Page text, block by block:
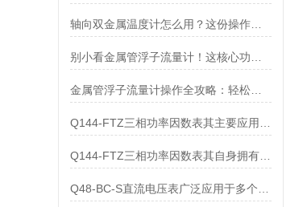
轴向双金属温度计怎么用？这份操作指南，新手也能快速拿捏！
金属管浮子流量计操作全攻略：轻松拿捏，精准掌控每一步！
Q144-FTZ三相功率因数表其自身拥有怎样的功能呢？